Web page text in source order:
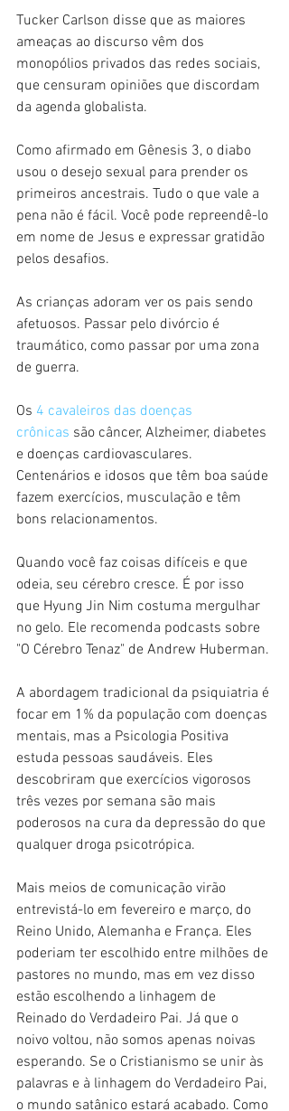
Tucker Carlson disse que as maiores
ameaças ao discurso vêm dos
monopólios privados das redes sociais,
que censuram opiniões que discordam
da agenda globalista.
Como afirmado em Gênesis 3, o diabo
usou o desejo sexual para prender os
primeiros ancestrais. Tudo o que vale a
pena não é fácil. Você pode repreendê-lo
em nome de Jesus e expressar gratidão
pelos desafios.
As crianças adoram ver os pais sendo
afetuosos. Passar pelo divórcio é
traumático, como passar por uma zona
de guerra.
Os 4 cavaleiros das doenças
crônicas são câncer, Alzheimer, diabetes
e doenças cardiovasculares.
Centenários e idosos que têm boa saúde
fazem exercícios, musculação e têm
bons relacionamentos.
Quando você faz coisas difíceis e que
odeia, seu cérebro cresce. É por isso
que Hyung Jin Nim costuma mergulhar
no gelo. Ele recomenda podcasts sobre
"O Cérebro Tenaz" de Andrew Huberman.
A abordagem tradicional da psiquiatria é
focar em 1% da população com doenças
mentais, mas a Psicologia Positiva
estuda pessoas saudáveis. Eles
descobriram que exercícios vigorosos
três vezes por semana são mais
poderosos na cura da depressão do que
qualquer droga psicotrópica.
Mais meios de comunicação virão
entrevistá-lo em fevereiro e março, do
Reino Unido, Alemanha e França. Eles
poderiam ter escolhido entre milhões de
pastores no mundo, mas em vez disso
estão escolhendo a linhagem de
Reinado do Verdadeiro Pai. Já que o
noivo voltou, não somos apenas noivas
esperando. Se o Cristianismo se unir às
palavras e à linhagem do Verdadeiro Pai,
o mundo satânico estará acabado. Como